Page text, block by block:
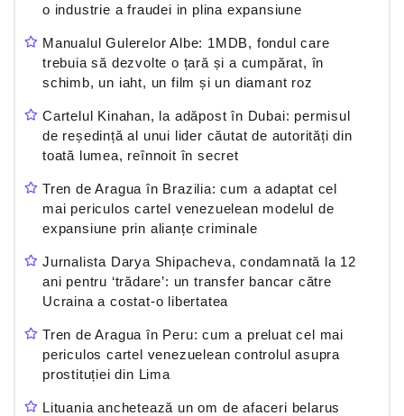
o industrie a fraudei in plina expansiune
Manualul Gulerelor Albe: 1MDB, fondul care
trebuia să dezvolte o țară și a cumpărat, în
schimb, un iaht, un film și un diamant roz
Cartelul Kinahan, la adăpost în Dubai: permisul
de reședință al unui lider căutat de autorități din
toată lumea, reînnoit în secret
Tren de Aragua în Brazilia: cum a adaptat cel
mai periculos cartel venezuelean modelul de
expansiune prin alianțe criminale
Jurnalista Darya Shipacheva, condamnată la 12
ani pentru ‘trădare’: un transfer bancar către
Ucraina a costat-o libertatea
Tren de Aragua în Peru: cum a preluat cel mai
periculos cartel venezuelean controlul asupra
prostituției din Lima
Lituania anchetează un om de afaceri belarus